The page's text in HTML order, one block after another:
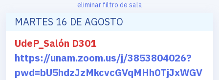
eliminar filtro de sala
MARTES 16 DE AGOSTO
UdeP_Salón D301
https://unam.zoom.us/j/3853804026?
pwd=bU5hdzJzMkcvcGVqMHh0TjJxWGV